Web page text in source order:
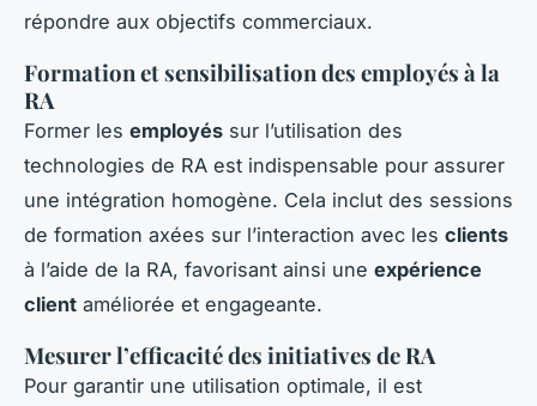
répondre aux objectifs commerciaux.
Formation et sensibilisation des employés à la
RA
Former les employés sur l’utilisation des
technologies de RA est indispensable pour assurer
une intégration homogène. Cela inclut des sessions
de formation axées sur l’interaction avec les clients
à l’aide de la RA, favorisant ainsi une expérience
client améliorée et engageante.
Mesurer l’efficacité des initiatives de RA
Pour garantir une utilisation optimale, il est